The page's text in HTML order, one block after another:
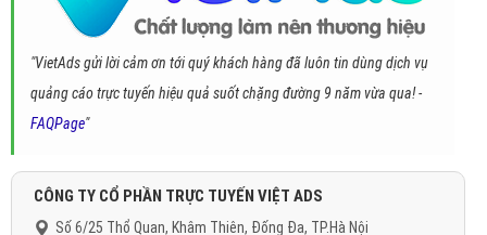
"VietAds gửi lời cảm ơn tới quý khách hàng đã luôn tin dùng dịch vụ
quảng cáo trực tuyến hiệu quả suốt chặng đường 9 năm vừa qua! -
FAQPage"
CÔNG TY CỔ PHẦN TRỰC TUYẾN VIỆT ADS
Số 6/25 Thổ Quan, Khâm Thiên, Đống Đa, TP.Hà Nội